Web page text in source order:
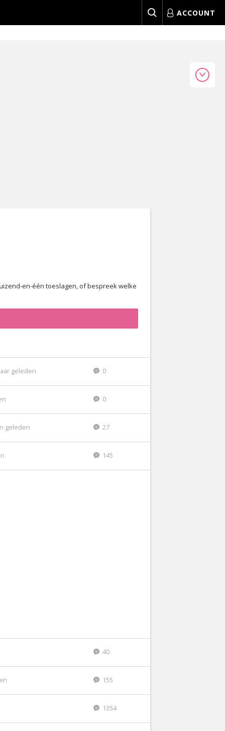
ACCOUNT
en-één toeslagen, of bespreek welke
geleden 0
0
geleden 27
145
40
155
1354